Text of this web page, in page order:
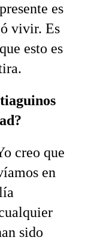
es
vivir. Es
esto es
creo que
en
sido